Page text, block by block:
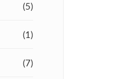
(5)
(1)
(7)